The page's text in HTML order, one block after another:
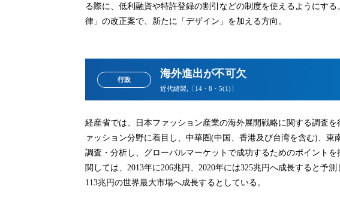
る際に、低利融資や特許登録の割引などの制度を使えるようにす
律」の改正案で、新たに「デザイン」を加える方向。
行政 海外進出が不可欠
近代縫製,〔14・8・5(1)〕
経産省では、日本ファッション産業の海外展開戦略に関する調査
ァッション分野に着目し、中華圏(中国、香港及び台湾を含む)、
調査・分析し、グローバルマーケットで成功するためのポイント
関しては、2013年に206兆円、2020年には325兆円へ成長すると予
113兆円の世界最大市場へ成長するとしている。